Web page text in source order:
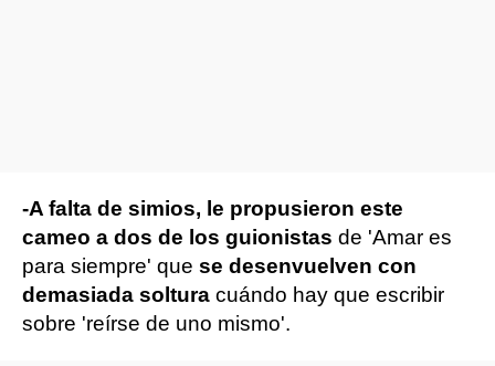
-A falta de simios, le propusieron este
cameo a dos de los guionistas de 'Amar es
para siempre' que se desenvuelven con
demasiada soltura cuándo hay que escribir
sobre 'reírse de uno mismo'.